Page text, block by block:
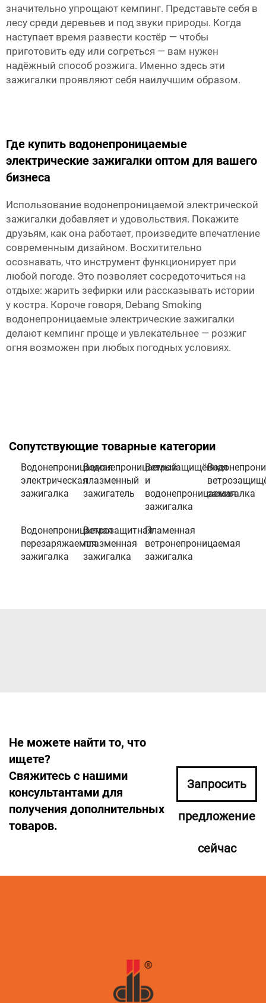
значительно упрощают кемпинг. Представьте себя в
лесу среди деревьев и под звуки природы. Когда
наступает время развести костёр — чтобы
приготовить еду или согреться — вам нужен
надёжный способ розжига. Именно здесь эти
зажигалки проявляют себя наилучшим образом.
Где купить водонепроницаемые
электрические зажигалки оптом для вашего
бизнеса
Использование водонепроницаемой электрической
зажигалки добавляет и удовольствия. Покажите
друзьям, как она работает, произведите впечатление
современным дизайном. Восхитительно
осознавать, что инструмент функционирует при
любой погоде. Это позволяет сосредоточиться на
отдыхе: жарить зефирки или рассказывать истории
у костра. Короче говоря, Debang Smoking
водонепроницаемые электрические зажигалки
делают кемпинг проще и увлекательнее — розжиг
огня возможен при любых погодных условиях.
Сопутствующие товарные категории
Водонепроницаемая
электрическая
зажигалка
Водонепроницаемый
плазменный
зажигатель
Ветрозащищённая
и
водонепроницаемая
зажигалка
зажигалка
Водонепроницаемая
перезаряжаемая
зажигалка
Ветрозащитная
плазменная
зажигалка
Пламенная
ветронепроницаемая
зажигалка
Не можете найти то, что
ищете?
Свяжитесь с нашими
консультантами для
получения дополнительных
товаров.
Запросить
предложение
сейчас